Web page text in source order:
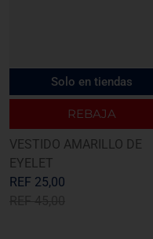
Solo en tiendas
REBAJA
VESTIDO AMARILLO DE
EYELET
REF 25,00